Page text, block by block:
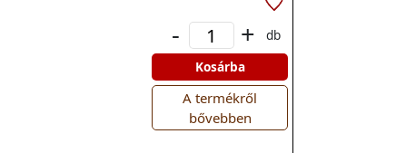
- +
db
Kosárba
A termékről
bővebben